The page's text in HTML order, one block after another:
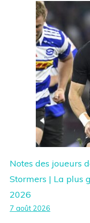
Notes des joueurs
Stormers | La plus
2026
7 août 2026